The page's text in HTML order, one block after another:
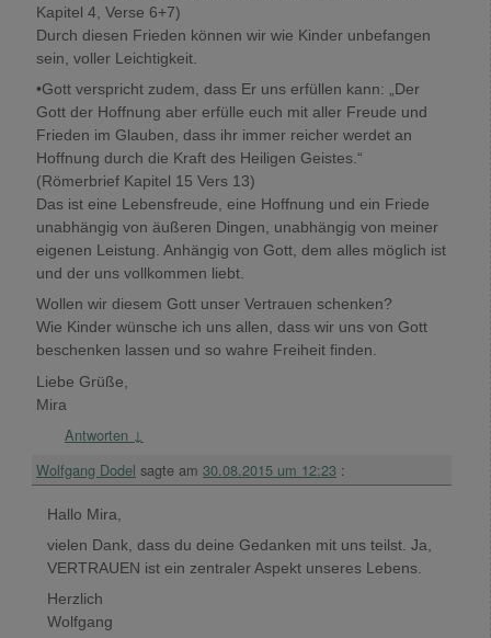
Kapitel 4, Verse 6+7)
Durch diesen Frieden können wir wie Kinder unbefangen
sein, voller Leichtigkeit.
•Gott verspricht zudem, dass Er uns erfüllen kann: „Der
Gott der Hoffnung aber erfülle euch mit aller Freude und
Frieden im Glauben, dass ihr immer reicher werdet an
Hoffnung durch die Kraft des Heiligen Geistes.“
(Römerbrief Kapitel 15 Vers 13)
Das ist eine Lebensfreude, eine Hoffnung und ein Friede
unabhängig von äußeren Dingen, unabhängig von meiner
eigenen Leistung. Anhängig von Gott, dem alles möglich ist
und der uns vollkommen liebt.
Wollen wir diesem Gott unser Vertrauen schenken?
Wie Kinder wünsche ich uns allen, dass wir uns von Gott
beschenken lassen und so wahre Freiheit finden.
Liebe Grüße,
Mira
Antworten ↓
Wolfgang Dodel sagte am 30.08.2015 um 12:23 :
Hallo Mira,
vielen Dank, dass du deine Gedanken mit uns teilst. Ja,
VERTRAUEN ist ein zentraler Aspekt unseres Lebens.
Herzlich
Wolfgang